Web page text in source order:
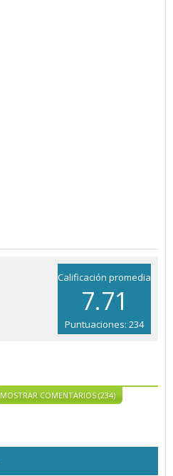
Calificación promedia
7.71
Puntuaciones: 234
MOSTRAR COMENTARIOS (234)